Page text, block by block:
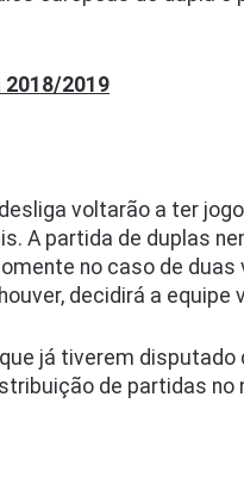
2018/2019
voltarão a ter
A partida de duplas
no caso de
decidirá a equipe
já tiverem
de partidas